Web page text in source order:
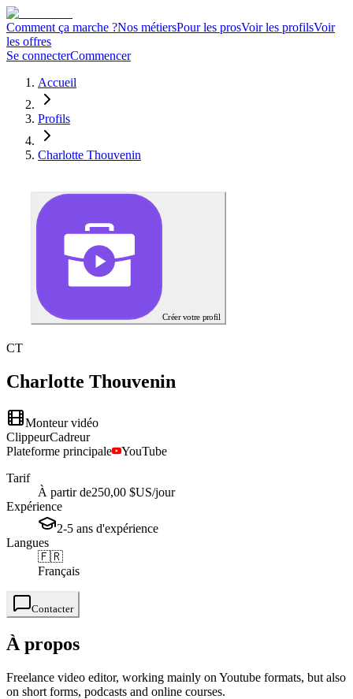
Comment ça marche ?Nos métiersPour les prosVoir les profilsVoir
les offres
Se connecterCommencer
Accueil
Profils
Charlotte Thouvenin
Créer votre profil
CT
Charlotte Thouvenin
Monteur vidéo
ClippeurCadreur
Plateforme principale
YouTube
Tarif
À partir de250,00 $US/jour
Expérience
2-5 ans d'expérience
Langues
🇫🇷
Français
Contacter
À propos
Freelance video editor, working mainly on Youtube formats, but also
on short forms, podcasts and online courses.